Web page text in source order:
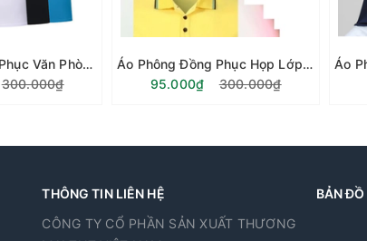
Áo Phông Đồng Phục Văn Phòng - Cá Sấu Co Giãn 4 Chiều Vải Poly
300.000₫
Áo Phông Đồng Phục Họp Lớp - Cá Sấu Co Giãn 4 Chiều/ Hàng đặt Số lượng tối thiểu 50C
95.000₫
300.000₫
THÔNG TIN LIÊN HỆ
CÔNG TY CỔ PHẦN SẢN XUẤT THƯƠNG
BẢN ĐỒ